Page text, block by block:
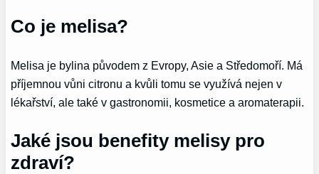
Co je melisa?
Melisa je bylina původem z Evropy, Asie a Středomoří. Má
příjemnou vůni citronu a kvůli tomu se využívá nejen v
lékařství, ale také v gastronomii, kosmetice a aromaterapii.
Jaké jsou benefity melisy pro
zdraví?